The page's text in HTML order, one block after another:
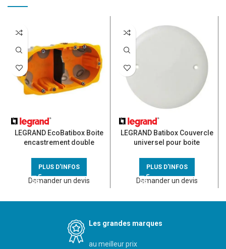
LEGRAND EcoBatibox Boite
encastrement double
PLUS D'INFOS
Demander un devis
LEGRAND Batibox Couvercle
universel pour boite
PLUS D'INFOS
Demander un devis
Les grandes marques
au meilleur prix